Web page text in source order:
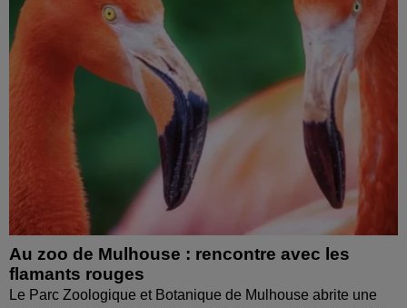
Au zoo de Mulhouse : rencontre avec les
flamants rouges
Le Parc Zoologique et Botanique de Mulhouse abrite une